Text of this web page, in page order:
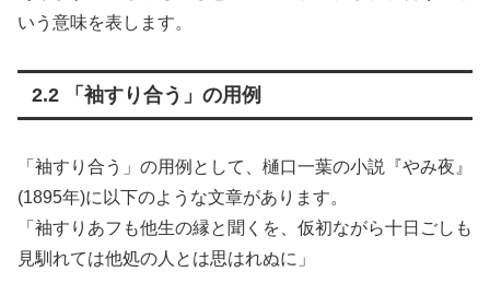
いう意味を表します。
2.2 「袖すり合う」の用例
「袖すり合う」の用例として、樋口一葉の小説『やみ夜』
(1895年)に以下のような文章があります。
「袖すりあフも他生の縁と聞くを、仮初ながら十日ごしも
見馴れては他処の人とは思はれぬに」